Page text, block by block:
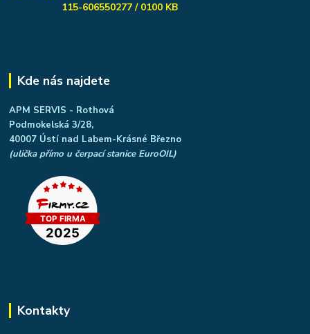
115-606550277 / 0100 KB
Kde nás najdete
APM SERVIS - Rothová
Podmokelská 3/28,
40007 Ústí nad Labem-Krásné Březno
(ulička přímo u čerpací stanice EuroOIL)
Kontakty